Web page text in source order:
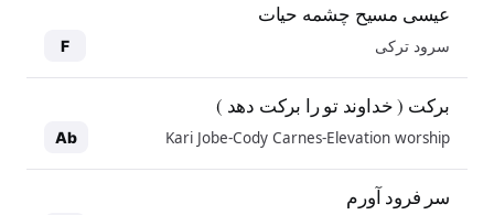
عیسی مسیح چشمه حیات
سرود ترکی F
برکت ( خداوند تو را برکت دهد )
Kari Jobe-Cody Carnes-Elevation worship
Ab
سر فرود آورم